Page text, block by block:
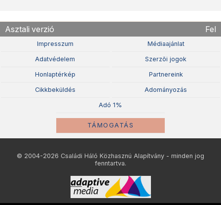
Asztali verzió Fel
Impresszum Médiaajánlat
Adatvédelem Szerzõi jogok
Honlaptérkép Partnereink
Cikkbeküldés Adományozás
Adó 1%
TÁMOGATÁS
© 2004-2026 Családi Háló Közhasznú Alapítvány - minden jog
fenntartva.